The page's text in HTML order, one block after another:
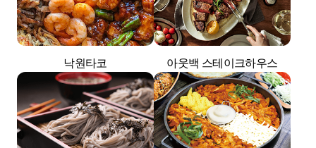
낙원타코 아웃백 스테이크하우스